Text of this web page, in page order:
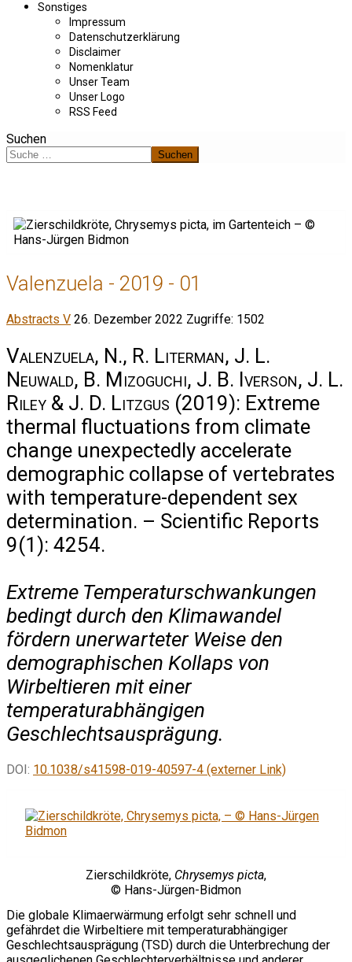
Sonstiges
Impressum
Datenschutzerklärung
Disclaimer
Nomenklatur
Unser Team
Unser Logo
RSS Feed
Suchen
Suchen
Valenzuela - 2019 - 01
Abstracts V 26. Dezember 2022 Zugriffe: 1502
Valenzuela, N., R. Literman, J. L.
Neuwald, B. Mizoguchi, J. B. Iverson, J. L.
Riley & J. D. Litzgus (2019): Extreme
thermal fluctuations from climate
change unexpectedly accelerate
demographic collapse of vertebrates
with temperature-dependent sex
determination. – Scientific Reports
9(1): 4254.
Extreme Temperaturschwankungen
bedingt durch den Klimawandel
fördern unerwarteter Weise den
demographischen Kollaps von
Wirbeltieren mit einer
temperaturabhängigen
Geschlechtsausprägung.
DOI: 10.1038/s41598-019-40597-4 (externer Link)
Zierschildkröte, Chrysemys picta,
© Hans-Jürgen-Bidmon
Die globale Klimaerwärmung erfolgt sehr schnell und
gefährdet die Wirbeltiere mit temperaturabhängiger
Geschlechtsausprägung (TSD) durch die Unterbrechung der